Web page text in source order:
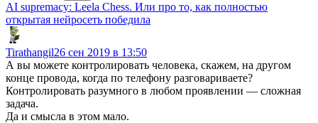
AI supremacy: Leela Chess. Или про то, как полностью
открытая нейросеть победила
Tirathangil26 сен 2019 в 13:50
А вы можете контролировать человека, скажем, на другом
конце провода, когда по телефону разговариваете?
Контролировать разумного в любом проявлении — сложная
задача.
Да и смысла в этом мало.